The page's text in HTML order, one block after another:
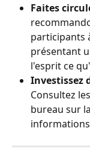
Faites
participants
présentant
l'esprit ce
Investissez
Consultez
bureau sur